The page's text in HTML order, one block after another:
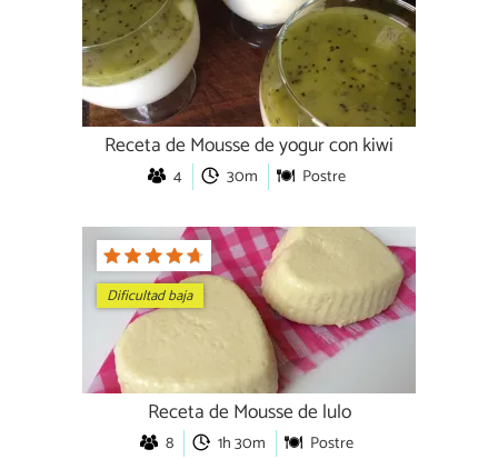
Receta de Mousse de yogur con kiwi
4 30m Postre
Dificultad baja
Receta de Mousse de lulo
8 1h 30m Postre